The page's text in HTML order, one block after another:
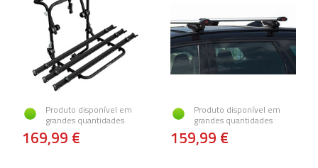
Produto disponível em
grandes quantidades
169,99 €
Produto disponível em
grandes quantidades
159,99 €